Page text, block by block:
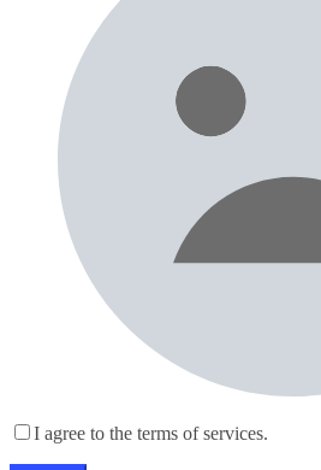
I agree to the terms of services.